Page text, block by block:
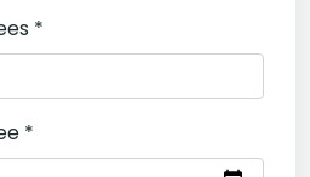
*
*